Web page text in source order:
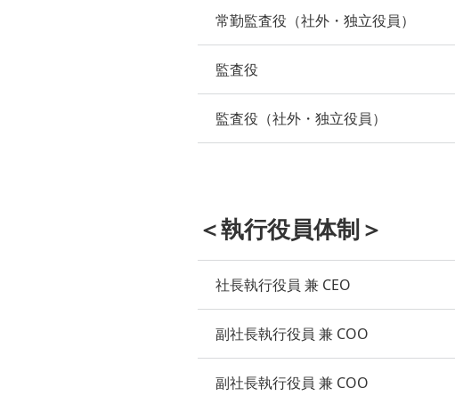
常勤監査役（社外・独立役員）
監査役
監査役（社外・独立役員）
＜執行役員体制＞
社長執行役員 兼 CEO
副社長執行役員 兼 COO
副社長執行役員 兼 COO